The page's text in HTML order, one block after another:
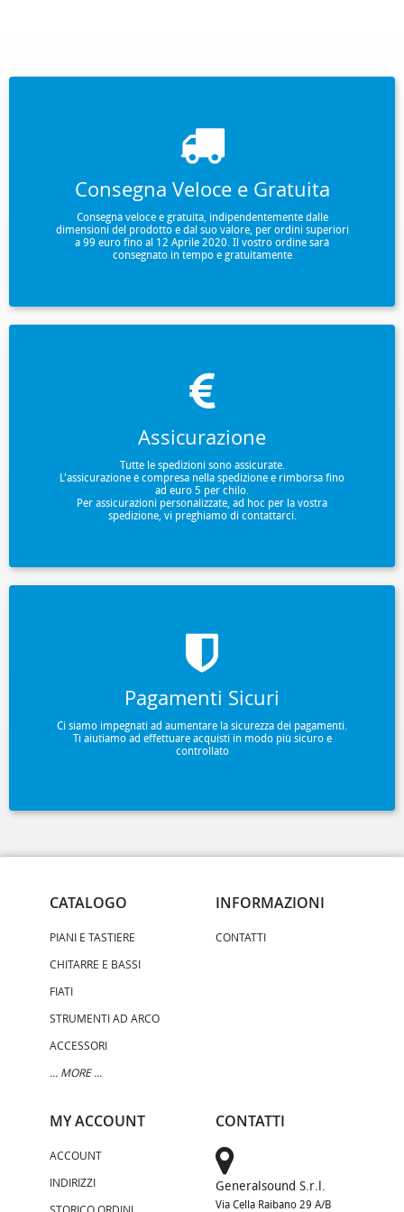
Consegna Veloce e Gratuita
Consegna veloce e gratuita, indipendentemente dalle
dimensioni del prodotto e dal suo valore, per ordini superiori
a 99 euro fino al 12 Aprile 2020. Il vostro ordine sarà
consegnato in tempo e gratuitamente
Assicurazione
Tutte le spedizioni sono assicurate.
L'assicurazione è compresa nella spedizione e rimborsa fino
ad euro 5 per chilo.
Per assicurazioni personalizzate, ad hoc per la vostra
spedizione, vi preghiamo di contattarci.
Pagamenti Sicuri
Ci siamo impegnati ad aumentare la sicurezza dei pagamenti.
Ti aiutiamo ad effettuare acquisti in modo più sicuro e
controllato
CATALOGO
PIANI E TASTIERE
CHITARRE E BASSI
FIATI
STRUMENTI AD ARCO
ACCESSORI
... MORE ...
INFORMAZIONI
CONTATTI
MY ACCOUNT
ACCOUNT
INDIRIZZI
CONTATTI
Generalsound S.r.l.
Via Cella Raibano 29 A/B